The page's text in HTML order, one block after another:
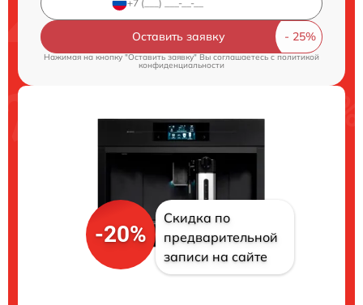
Оставить заявку
Нажимая на кнопку "Оставить заявку" Вы соглашаетесь cполитикой
конфиденциальности
-20%
Скидка по
предварительной
записи на сайте